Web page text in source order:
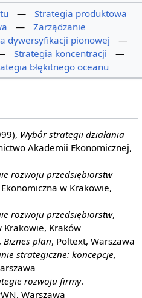
—
Strategia produktowa
—
Zarządzanie
dywersyfikacji pionowej
—
Strategia koncentracji
—
błękitnego oceanu
Wybór strategii działania
Akademii Ekonomicznej,
rozwoju przedsiębiorstw
w Krakowie,
rozwoju przedsiębiorstw,
Krakowie, Kraków
Biznes plan, Poltext, Warszawa
strategiczne: koncepcje,
rozwoju firmy.
Warszawa